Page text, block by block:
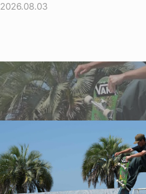
2026.08.03